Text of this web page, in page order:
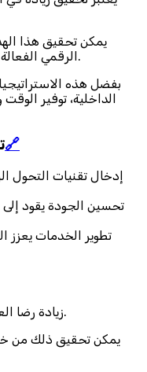
يمكن تحقيق هذا
الرقمي الفعالة التي تعزز كفاءة العمل وتقلل التكاليف.
بفضل هذه
الداخلية، توفير الوقت
🔗
إدخال تقنيات التحول
تحسين الجودة يقود إلى
تطوير الخدمات يعزز
زيادة رضا العملاء أمرٌ أساسيٌ لنجاح أي عمل تجاري.
يمكن تحقيق ذلك من